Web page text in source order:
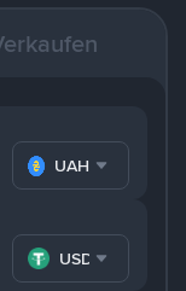
UAH
USDT